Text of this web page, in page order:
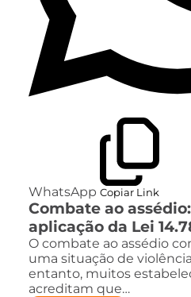
WhatsApp Copiar Link
Combate ao
aplicação da Lei
O combate ao assédio
uma situação de
entanto, muitos
acreditam que…